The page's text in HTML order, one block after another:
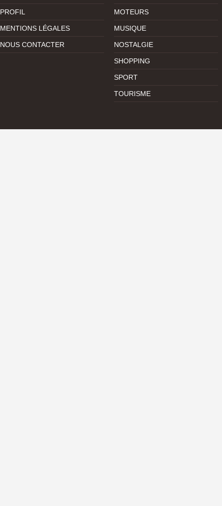
PROFIL
MENTIONS LÉGALES
NOUS CONTACTER
MOTEURS
MUSIQUE
NOSTALGIE
SHOPPING
SPORT
TOURISME